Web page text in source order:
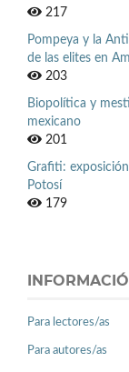
217
Pompeya y la
de las elites en
203
Biopolítica y
mexicano
201
Grafiti:
Potosí
179
Para lectores/as
Para autores/as